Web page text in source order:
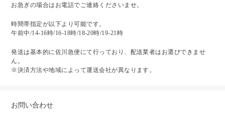
お急ぎの場合はお電話でご連絡くださいませ。
時間帯指定が以下より可能です。
午前中/14-16時/16-18時/18-20時/19-21時
発送は基本的に佐川急便にて行っており、配送業者はお選びできませ
ん。
※決済方法や地域によって運送会社が異なります。
お問い合わせ